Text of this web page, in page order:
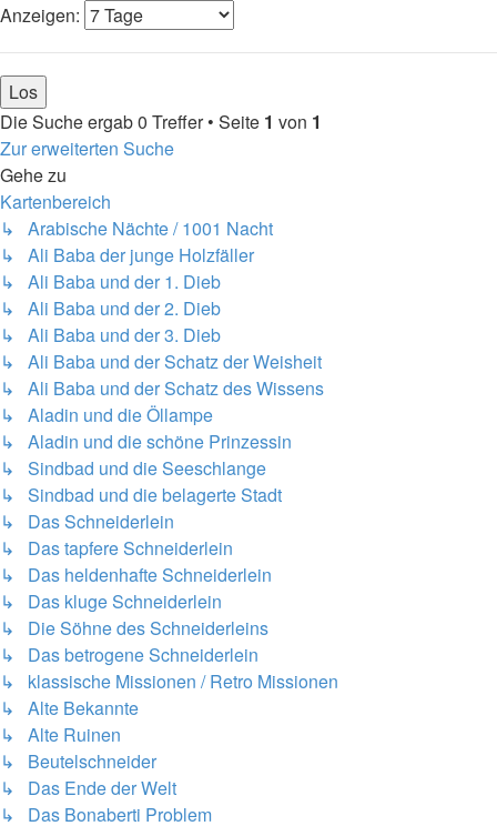
Anzeigen:
Die Suche ergab 0 Treffer • Seite 1 von 1
Zur erweiterten Suche
Gehe zu
Kartenbereich
↳ Arabische Nächte / 1001 Nacht
↳ Ali Baba der junge Holzfäller
↳ Ali Baba und der 1. Dieb
↳ Ali Baba und der 2. Dieb
↳ Ali Baba und der 3. Dieb
↳ Ali Baba und der Schatz der Weisheit
↳ Ali Baba und der Schatz des Wissens
↳ Aladin und die Öllampe
↳ Aladin und die schöne Prinzessin
↳ Sindbad und die Seeschlange
↳ Sindbad und die belagerte Stadt
↳ Das Schneiderlein
↳ Das tapfere Schneiderlein
↳ Das heldenhafte Schneiderlein
↳ Das kluge Schneiderlein
↳ Die Söhne des Schneiderleins
↳ Das betrogene Schneiderlein
↳ klassische Missionen / Retro Missionen
↳ Alte Bekannte
↳ Alte Ruinen
↳ Beutelschneider
↳ Das Ende der Welt
↳ Das Bonaberti Problem